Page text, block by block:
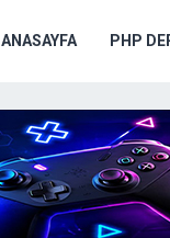
ANASAYFA PHP